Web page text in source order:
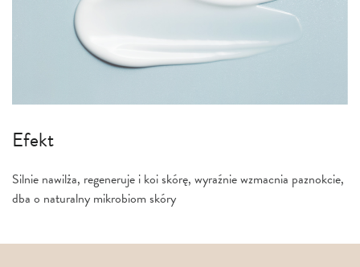
Efekt
Silnie nawilża, regeneruje i koi skórę, wyraźnie wzmacnia paznokcie,
dba o naturalny mikrobiom skóry